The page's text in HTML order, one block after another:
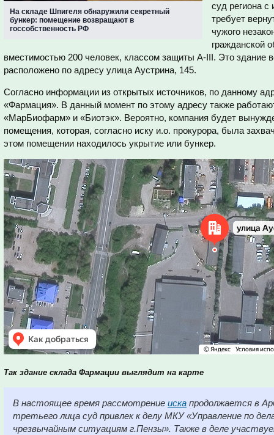
На складе Шпигеля обнаружили секретный
бункер: помещение возвращают в
госсобственность РФ
суд региона
требует
чужого
гражданской
вместимостью 200 человек, классом защиты А-III. Это здание
расположено по адресу улица Аустрина, 145.
Согласно информации из открытых источников, по данному
«Фармация». В данный момент по этому адресу также
«МарБиофарм» и «Биотэк». Вероятно, компания будет
помещения, которая, согласно иску и.о. прокурора, была
этом помещении находилось укрытие или бункер.
Пенза
Улица Аустрина, 145 на карте Пензы — Яндекс Карты
Так здание склада Фармации выглядит на карте
В настоящее время рассмотрение иска продолжается в
третьего лица суд привлек к делу МКУ «Управление по
чрезвычайным ситуациям г.Пензы». Также в деле